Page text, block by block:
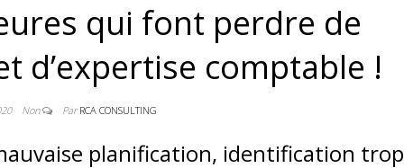
qui font perdre de
d’expertise comptable !
Non ParRCA CONSULTING
planification, identification trop